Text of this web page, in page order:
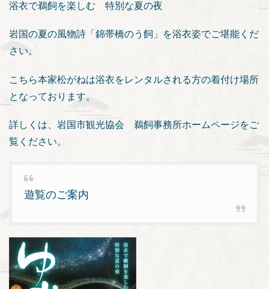
浴衣で鵜飼を楽しむ 特別な夏の夜
岩国の夏の風物詩「錦帯橋のう飼」を浴衣姿でご堪能くだ
さい。
こちら本家松がねは浴衣をレンタルされる方の着付け場所
となっております。
詳しくは、岩国市観光協会 鵜飼事務所ホームページをご
覧ください。
遊覧のご案内